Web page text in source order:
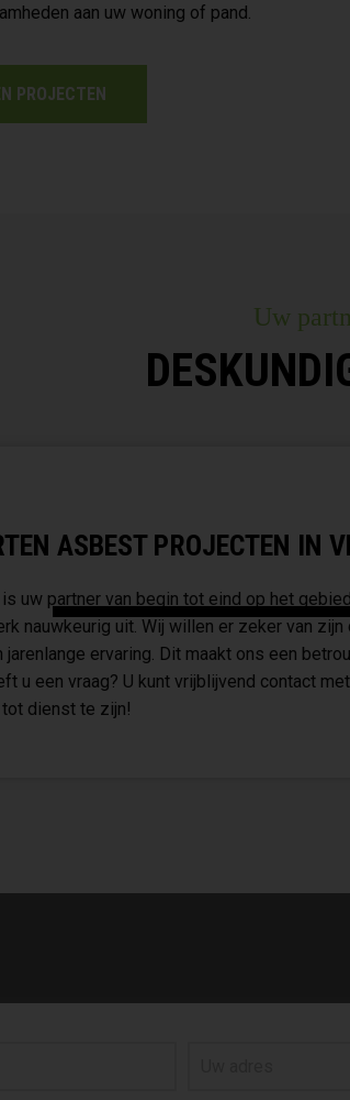
aan uw woning of pand.
PROJECTEN
Uw
ASBEST PROJECTEN IN
uw partner van begin tot eind op het
nauwkeurig uit. Wij willen er zeker van
jarenlange ervaring. Dit maakt ons een
u een vraag? U kunt vrijblijvend contact
tot dienst te zijn!